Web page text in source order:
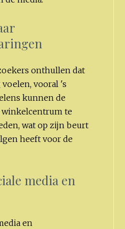
onthullen dat
vooral 's
kunnen de
te
wat op zijn beurt
heeft voor de
media en
en